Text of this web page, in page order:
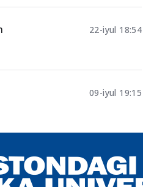
09-iyul 19:15